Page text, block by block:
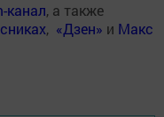
канал, а также
, «Дзен» и Макс